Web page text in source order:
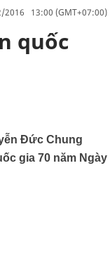
2016 13:00 (GMT+07:00)
quốc
Đức Chung
gia 70 năm Ngày